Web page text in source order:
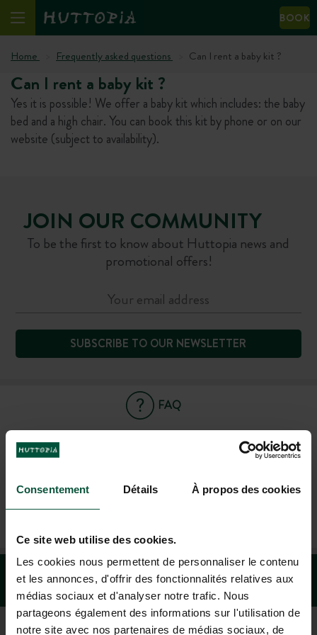
Consentement Détails À propos des cookies
Ce site web utilise des cookies.
Les cookies nous permettent de personnaliser le contenu
et les annonces, d'offrir des fonctionnalités relatives aux
médias sociaux et d'analyser notre trafic. Nous
partageons également des informations sur l'utilisation de
notre site avec nos partenaires de médias sociaux, de
BOOK
Home Frequently asked questions Can I rent a baby kit ?
Can I rent a baby kit ?
Yes it is possible! We offer a baby kit which includes: the baby
bed and a high chair. You can book this kit by phone or on our
website (subject to availability).
JOIN OUR COMMUNITY
To be the first to know about Huttopia news and
promotional offers!
SUBSCRIBE TO OUR NEWSLETTER
FAQ